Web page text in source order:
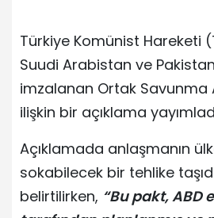
Türkiye Komünist Hareketi
Suudi Arabistan ve
imzalanan Ortak Savunma
ilişkin bir açıklama
Açıklamada anlaşmanın
sokabilecek bir tehlike
belirtilirken, “Bu pakt, ABD